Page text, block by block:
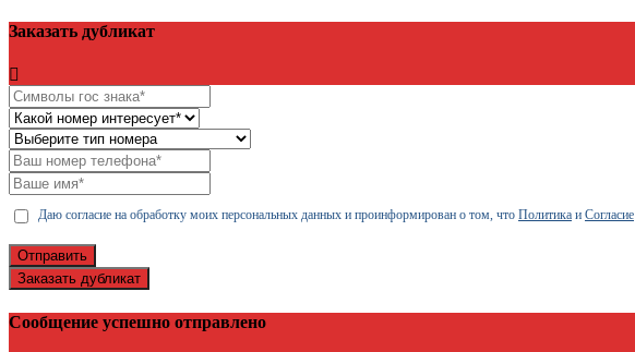
Заказать дубликат
Даю согласие на обработку моих персональных данных и проинформирован о том, что Политика и Согласие
Отправить
Заказать дубликат
Сообщение успешно отправлено